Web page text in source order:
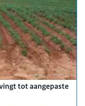
tot aangepaste